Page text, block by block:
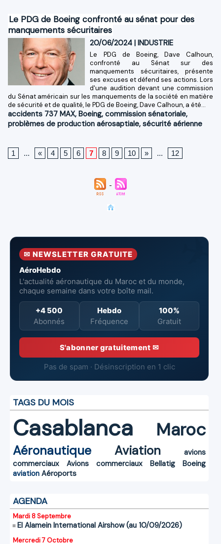
Le PDG de Boeing confronté au sénat pour des
manquements sécuritaires
20/06/2024 |INDUSTRIE
Le PDG de Boeing, Dave Calhoun,
confronté au Sénat sur des
manquements sécuritaires, présente
ses excuses et défend ses actions. Lors
d'une audition devant une commission
du Sénat américain sur les manquements de la société en matière
de sécurité et de qualité, le PDG de Boeing, Dave Calhoun, a été...
accidents 737 MAX, Boeing, commission sénatoriale,
problèmes de production aérosaptiale, sécurité aérienne
1 ... « 4 5 6 7 8 9 10 » ... 12
✉ NEWSLETTER GRATUITE
AéroHebdo
L'actualité aéronautique du Maroc et du monde,
chaque semaine dans votre boîte mail.
+4 500
Abonnés
Hebdo
Fréquence
100%
Gratuit
S'abonner gratuitement ✉
Pas de spam · Désinscription en 1 clic
TAGS DU MOIS
Casablanca Maroc
Aéronautique Aviation
avions
commerciaux
Avions commerciaux Bellatig
Boeing
aviation Aéroports
AGENDA
Mardi 8 Septembre
El Alamein International Airshow (au 10/09/2026)
Mercredi 7 Octobre